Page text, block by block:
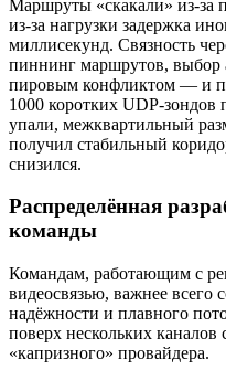
Маршруты «скакали» из‑за
из‑за нагрузки задержка
миллисекунд. Связность
пиннинг маршрутов, выбор
пировым конфликтом — и
1000 коротких UDP-
упали, межквартильный
получил стабильный
снизился.
Распределённая
команды
Командам, работающим с
видеосвязью, важнее всего
надёжности и плавного
поверх нескольких
«капризного» провайдера.